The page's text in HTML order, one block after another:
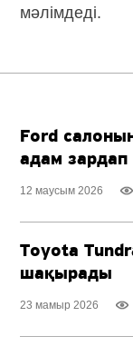
мәлімдеді.
Ford
адам зардап
12 маусым 2026
Toyota
шақырады
23 мамыр 2026